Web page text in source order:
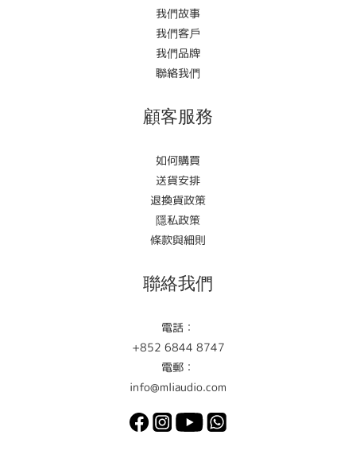
我們故事
我們客戶
我們品牌
聯絡我們
顧客服務
如何購買
送貨安排
退換貨政策
隱私政策
條款與細則
聯絡我們
電話：
+852 6844 8747
電郵：
info@mliaudio.com